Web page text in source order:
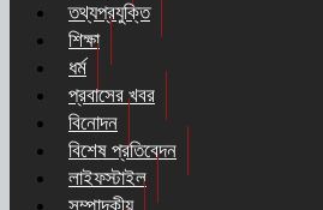
তথ্যপ্রযুক্তি
শিক্ষা
ধর্ম
প্রবাসের খবর
বিনোদন
বিশেষ প্রতিবেদন
লাইফস্টাইল